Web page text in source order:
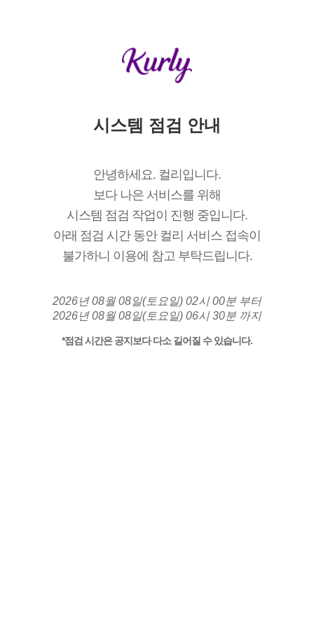
시스템 점검 안내
안녕하세요. 컬리입니다.
보다 나은 서비스를 위해
시스템 점검 작업이 진행 중입니다.
아래 점검 시간 동안 컬리 서비스 접속이
불가하니 이용에 참고 부탁드립니다.
2026년 08월 08일(토요일) 02시 00분 부터
2026년 08월 08일(토요일) 06시 30분 까지
*점검 시간은 공지보다 다소 길어질 수 있습니다.